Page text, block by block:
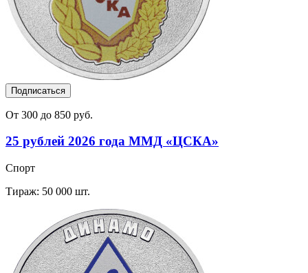
Подписаться
От 300 до 850 руб.
25 рублей 2026 года ММД «ЦСКА»
Спорт
Тираж: 50 000 шт.